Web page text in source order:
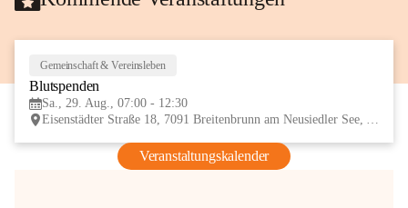
Gemeinschaft & Vereinsleben
Blutspenden
Sa., 29. Aug., 07:00 - 12:30
Eisenstädter Straße 18, 7091 Breitenbrunn am Neusiedler See, AUT
Veranstaltungskalender